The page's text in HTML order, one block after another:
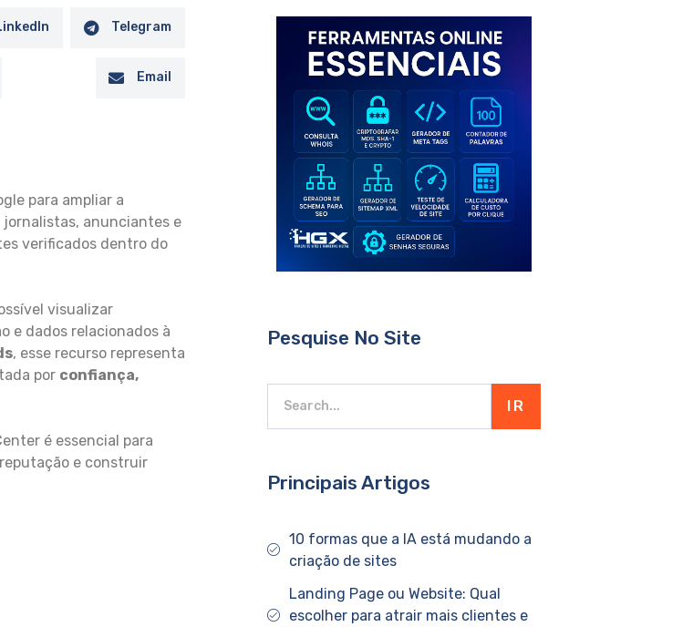
Telegram
Email
para ampliar a
anunciantes e
verificados dentro do
visualizar
e dados relacionados à
, esse recurso representa
por confiança,
é essencial para
e construir
Pesquise No Site
IR
Principais Artigos
10 formas que a IA está mudando a
criação de sites
Landing Page ou Website: Qual
escolher para atrair mais clientes e